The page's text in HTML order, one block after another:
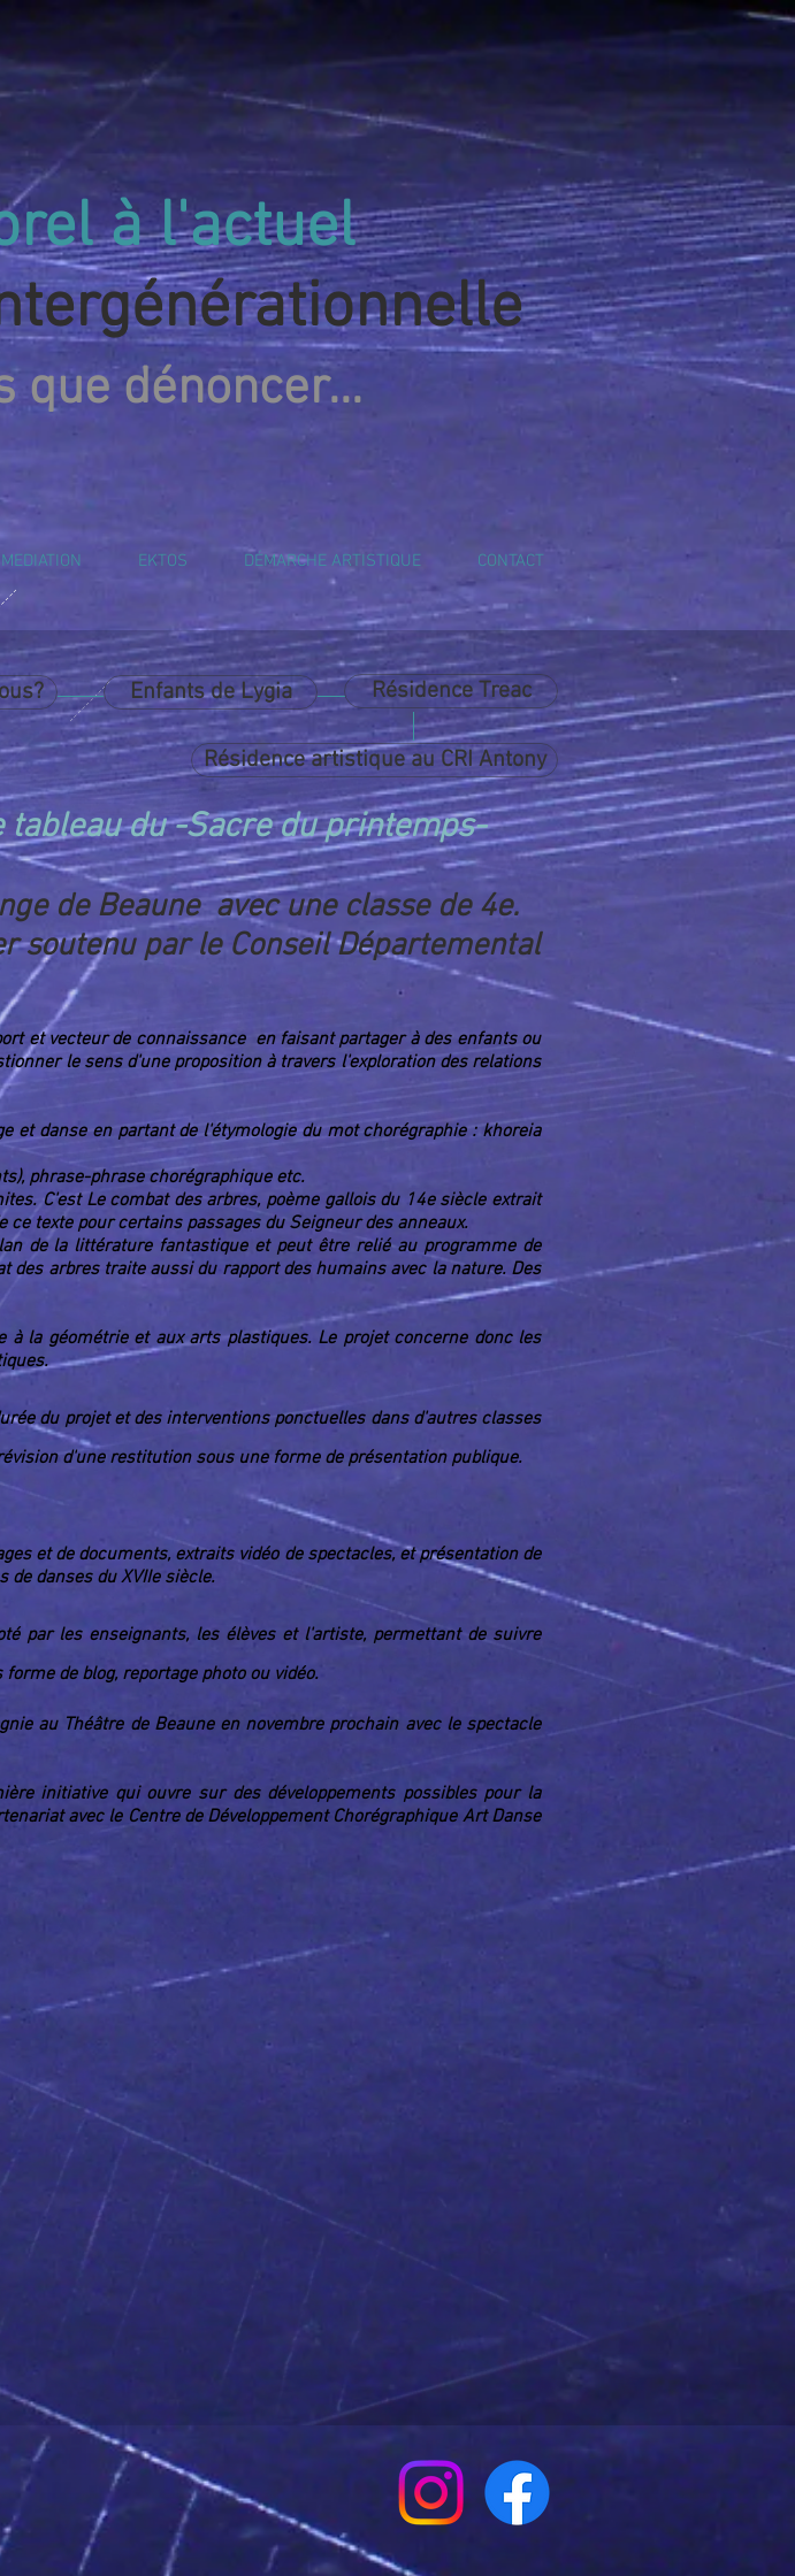
à l'actuel
que dénoncer...
MEDIATION EKTOS DÉMARCHE ARTISTIQUE CONTACT
Enfants de Lygia Résidence Treac
Résidence artistique au CRI Antony
tableau du -Sacre du printemps-
de Beaune avec une classe de 4e.
soutenu par le Conseil Départemental
et vecteur de connaissance en faisant partager à des enfants ou
le sens d'une proposition à travers l'exploration des relations
et danse en partant de l'étymologie du mot chorégraphie : khoreia
phrase-phrase chorégraphique etc.
C'estLe combat des arbres, poème gallois du 14e siècle extrait
ce texte pour certains passages du Seigneur des anneaux.
de la littérature fantastique et peut être relié au programme de
des arbres traite aussi du rapport des humains avec la nature. Des
la géométrie et aux arts plastiques. Le projet concerne donc les
du projet et des interventions ponctuelles dans d'autres classes
d'une restitution sous une forme de présentation publique.
et de documents, extraits vidéo de spectacles, et présentation de
danses du XVIIe siècle.
par les enseignants, les élèves et l'artiste, permettant de suivre
de blog, reportage photo ou vidéo.
au Théâtre de Beaune en novembre prochain avec le spectacle
initiative qui ouvre sur des développements possibles pour la
avec le Centre de Développement Chorégraphique Art Danse